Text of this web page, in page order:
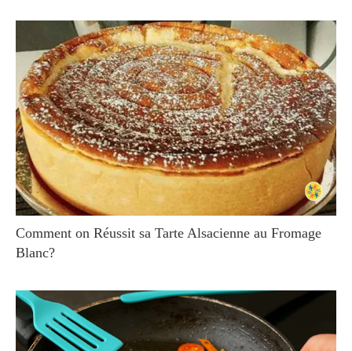
Comment on Réussit sa Tarte Alsacienne au Fromage
Blanc?